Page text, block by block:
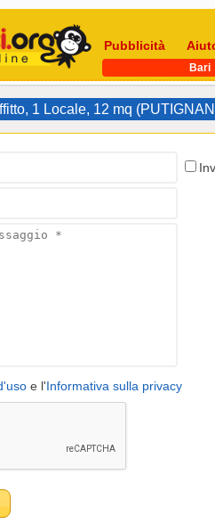
Pubblicità
Bari
1 Locale, 12 mq
e l'Informativa sulla privacy